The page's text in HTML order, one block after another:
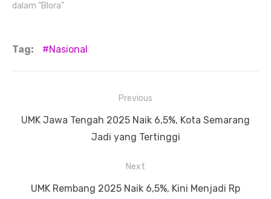
dalam "Blora"
Tag: Nasional
pos
Previous
Previous
UMK Jawa Tengah 2025 Naik 6,5%, Kota Semarang
Jadi yang Tertinggi
Next
NextUMK Rembang 2025 Naik 6,5%, Kini Menjadi Rp